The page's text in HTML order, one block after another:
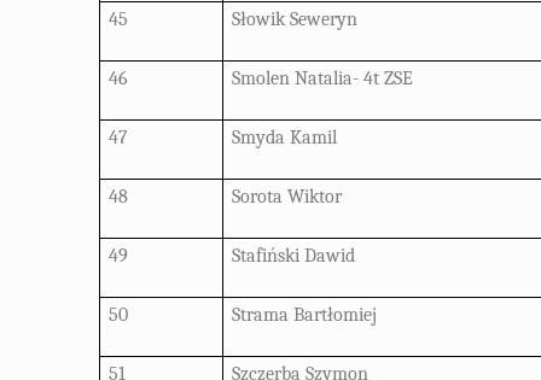
45 Słowik Seweryn
46 Smolen Natalia- 4t ZSE
47 Smyda Kamil
48 Sorota Wiktor
49 Stafiński Dawid
50 Strama Bartłomiej
51 Szczerba Szymon